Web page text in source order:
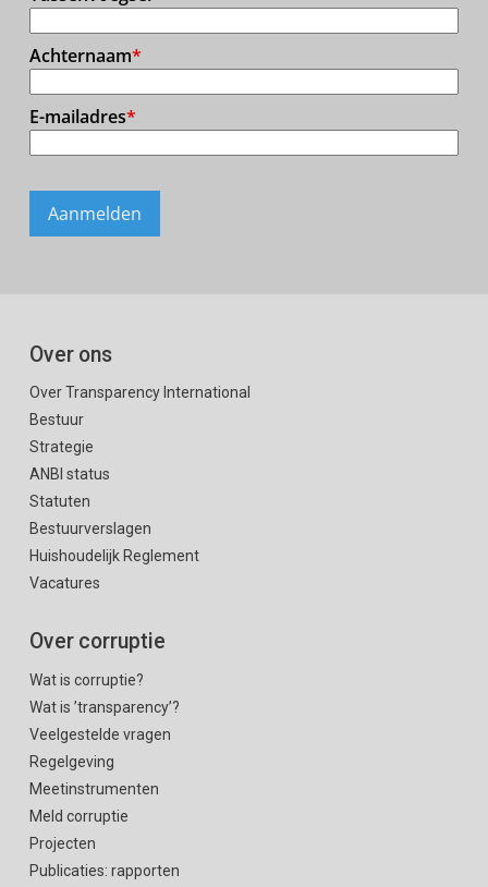
Over ons
Over Transparency International
Bestuur
Strategie
ANBI status
Statuten
Bestuurverslagen
Huishoudelijk Reglement
Vacatures
Over corruptie
Wat is corruptie?
Wat is ’transparency’?
Veelgestelde vragen
Regelgeving
Meetinstrumenten
Meld corruptie
Projecten
Publicaties: rapporten